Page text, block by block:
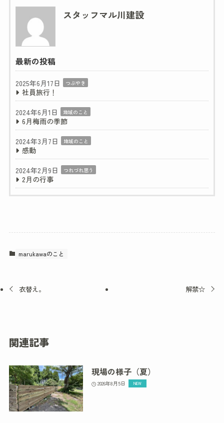
スタッフマル川建設
最新の投稿
2025年6月17日 つぶやき
社員旅行！
2024年6月1日
地域のこと
6月梅雨の季節
2024年3月7日
地域のこと
感動
2024年2月9日
つれづれ思う
2月の行事
marukawaのこと
衣替え。 解禁☆
関連記事
現場の様子（夏）
2026年8月5日